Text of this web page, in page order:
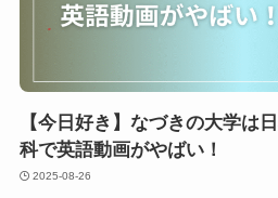
【今日好き】なづきの大学は
科で英語動画がやばい！
2025-08-26